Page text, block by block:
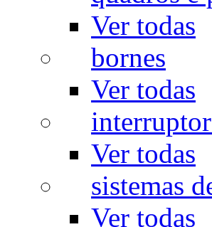
Ver todas
bornes
Ver todas
Ver todas
sistemas
Ver todas